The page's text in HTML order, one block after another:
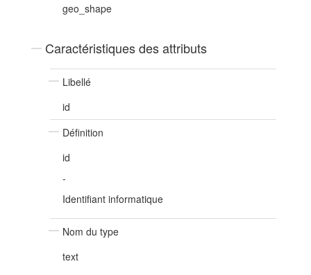
geo_shape
Caractéristiques des attributs
Libellé
id
Définition
id
-
Identifiant informatique
Nom du type
text